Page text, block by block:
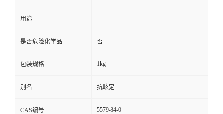
用途
是否危险化学品 否
包装规格 1kg
别名 抗眩定
CAS编号 5579-84-0